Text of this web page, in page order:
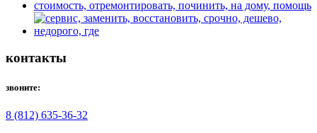
контакты
звоните:
8 (812) 635-36-32